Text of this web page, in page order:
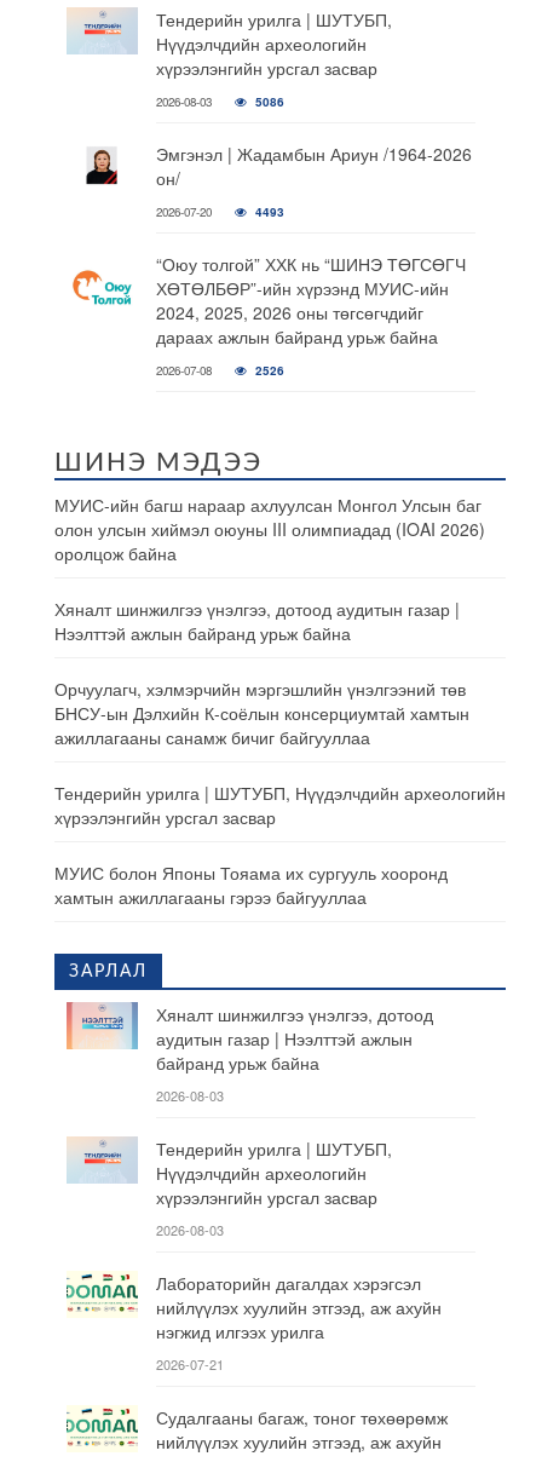
Тендерийн урилга | ШУТУБП,
Нүүдэлчдийн археологийн
хүрээлэнгийн урсгал засвар
2026-08-03 5086
Эмгэнэл | Жадамбын Ариун /1964-2026
он/
2026-07-20 4493
“Оюу толгой” ХХК нь “ШИНЭ ТӨГСӨГЧ
ХӨТӨЛБӨР”-ийн хүрээнд МУИС-ийн
2024, 2025, 2026 оны төгсөгчдийг
дараах ажлын байранд урьж байна
2026-07-08 2526
ШИНЭ МЭДЭЭ
МУИС-ийн багш нараар ахлуулсан Монгол Улсын баг
олон улсын хиймэл оюуны III олимпиадад (IOAI 2026)
оролцож байна
Хяналт шинжилгээ үнэлгээ, дотоод аудитын газар |
Нээлттэй ажлын байранд урьж байна
Орчуулагч, хэлмэрчийн мэргэшлийн үнэлгээний төв
БНСУ-ын Дэлхийн К-соёлын консерциумтай хамтын
ажиллагааны санамж бичиг байгууллаа
Тендерийн урилга | ШУТУБП, Нүүдэлчдийн археологийн
хүрээлэнгийн урсгал засвар
МУИС болон Японы Тояама их сургууль хооронд
хамтын ажиллагааны гэрээ байгууллаа
ЗАРЛАЛ
Хяналт шинжилгээ үнэлгээ, дотоод
аудитын газар | Нээлттэй ажлын
байранд урьж байна
2026-08-03
Тендерийн урилга | ШУТУБП,
Нүүдэлчдийн археологийн
хүрээлэнгийн урсгал засвар
2026-08-03
Лабораторийн дагалдах хэрэгсэл
нийлүүлэх хуулийн этгээд, аж ахуйн
нэгжид илгээх урилга
2026-07-21
Судалгааны багаж, тоног төхөөрөмж
нийлүүлэх хуулийн этгээд, аж ахуйн